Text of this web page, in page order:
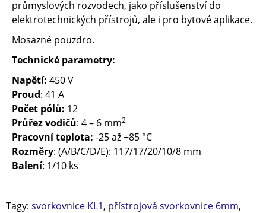
průmyslových rozvodech, jako příslušenství do
elektrotechnických přístrojů, ale i pro bytové aplikace.
Mosazné pouzdro.
Technické parametry:
Napětí: 450 V
Proud: 41 A
Počet pólů: 12
Průřez vodičů: 4 – 6 mm2
Pracovní teplota: -25 až +85 °C
Rozměry: (A/B/C/D/E): 117/17/20/10/8 mm
Balení: 1/10 ks
Tagy: svorkovnice KL1, přístrojová svorkovnice 6mm,